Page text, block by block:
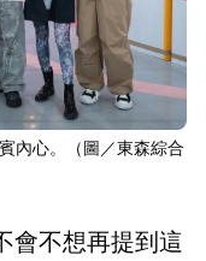
內心。（圖／東森綜合
會不想再提到這